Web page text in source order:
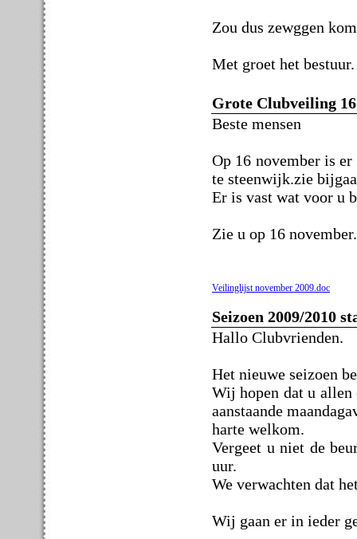
Zou dus zewggen
Met groet het bestuur.
Grote Clubveiling
Beste mensen
Op 16 november is
te steenwijk.zie
Er is vast wat voor u
Zie u op 16 november.
Veilinglijst november 2009.doc
Seizoen 2009/2010
Hallo Clubvrienden.
Het nieuwe seizoen
Wij hopen dat u allen
aanstaande
harte welkom.
Vergeet u niet de
uur.
We verwachten dat
Wij gaan er in ieder